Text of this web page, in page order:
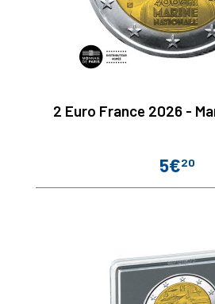
2 Euro France 2026 -
Prix
5€20